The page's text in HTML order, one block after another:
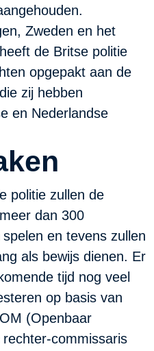
Zweden en het
de Britse politie
opgepakt aan de
zij hebben
en Nederlandse
politie zullen de
dan 300
en tevens zullen
als bewijs dienen. Er
tijd nog veel
op basis van
(Openbaar
commissaris